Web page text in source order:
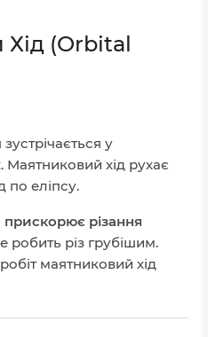
(Orbital
у
хід рухає
по еліпсу.
різання
робить різ грубішим.
маятниковий хід